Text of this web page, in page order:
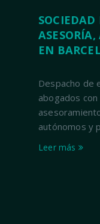
SOCIEDAD
EN
Despacho de
abogados
autónomos y
Leer más